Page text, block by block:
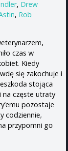
, Drew
, Rob
czas w
Kiedy
się zakochuje i
stojąca
na częste utraty
pozostaje
codziennie,
przypomni go